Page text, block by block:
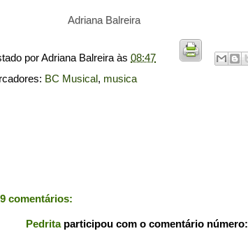
Adriana Balreira
porAdriana Balreira às 08:47
BC Musical, musica
comentários:
Pedritaparticipou com o comentário número: